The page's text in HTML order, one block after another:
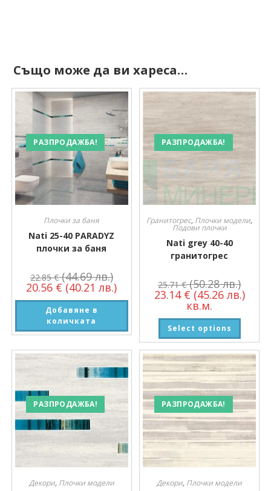
Също може да ви хареса…
РАЗПРОДАЖБА!
Плочки за баня
Nati 25-40 PARADYZ
плочки за баня
22.85€ (44.69 лв.)
20.56 € (40.21 лв.)
Добавяне в
количката
РАЗПРОДАЖБА!
Гранитогрес, Плочки модели,
Подови плочки
Nati grey 40-40
гранитогрес
25.71€ (50.28 лв.)
23.14 € (45.26 лв.)
кв.м.
Select options
РАЗПРОДАЖБА!
Декори, Плочки модели
РАЗПРОДАЖБА!
Декори, Плочки модели